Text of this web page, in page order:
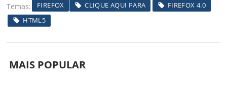
Temas FIREFOX CLIQUE AQUI PARA
FIREFOX 4.0
HTML5
MAIS POPULAR